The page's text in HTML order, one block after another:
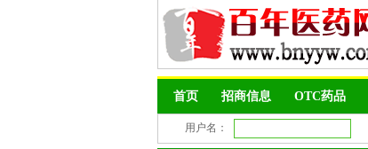
首页 招商信息 OTC药品
用户名：